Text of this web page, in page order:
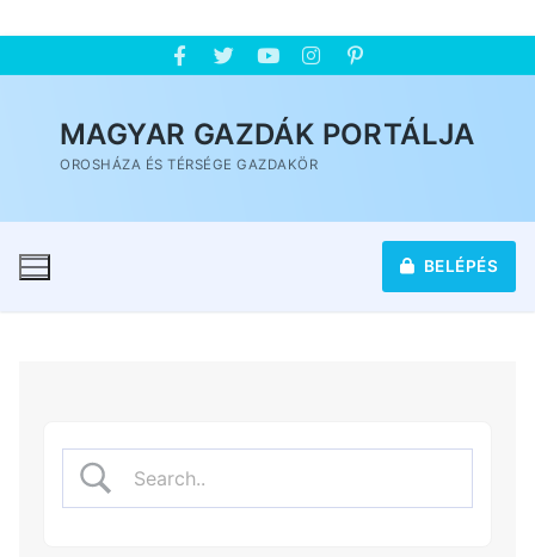
MAGYAR GAZDÁK PORTÁLJA
OROSHÁZA ÉS TÉRSÉGE GAZDAKÖR
BELÉPÉS